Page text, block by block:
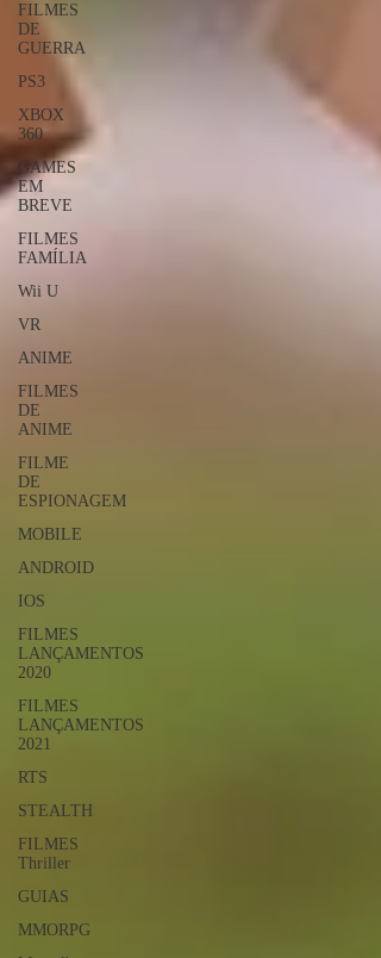
FILMES
DE
GUERRA
PS3
XBOX
360
GAMES
EM
BREVE
FILMES
FAMÍLIA
Wii U
VR
ANIME
FILMES
DE
ANIME
FILME
DE
ESPIONAGEM
MOBILE
ANDROID
IOS
FILMES
LANÇAMENTOS
2020
FILMES
LANÇAMENTOS
2021
RTS
STEALTH
FILMES
Thriller
GUIAS
MMORPG